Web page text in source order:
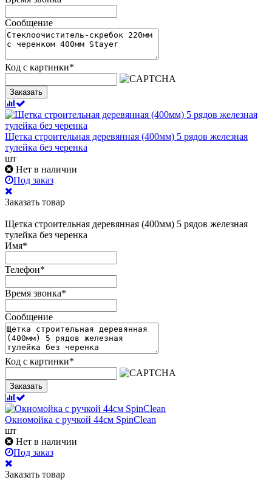
Сообщение
Код с картинки*
Заказать
Щетка строительная деревянная (400мм) 5 рядов железная
тулейка без черенка
шт
Нет в наличии
Под заказ
Заказать товар
Щетка строительная деревянная (400мм) 5 рядов железная
тулейка без черенка
Имя*
Телефон*
Время звонка*
Сообщение
Код с картинки*
Заказать
Окномойка с ручкой 44см SpinClean
шт
Нет в наличии
Под заказ
Заказать товар